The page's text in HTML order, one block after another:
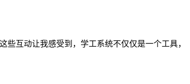
互动让我感受到，学工系统不仅仅是一个工具，